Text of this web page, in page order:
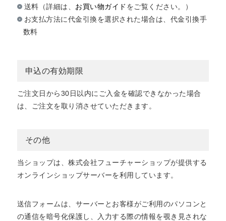
送料（詳細は、 お買い物ガイド をご覧ください。）
お支払方法に代金引換を選択された場合は、代金引換手
数料
申込の有効期限
ご注文日から30日以内にご入金を確認できなかった場合
は、ご注文を取り消させていただきます。
その他
当ショップは、株式会社フューチャーショップが提供する
オンラインショップサーバーを利用しています。
送信フォームは、サーバーとお客様がご利用のパソコンと
の通信を暗号化保護し、入力する際の情報を覗き見されな